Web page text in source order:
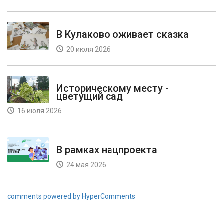
В Кулаково оживает сказка
20 июля 2026
Историческому месту -
цветущий сад
16 июля 2026
В рамках нацпроекта
24 мая 2026
comments powered by HyperComments